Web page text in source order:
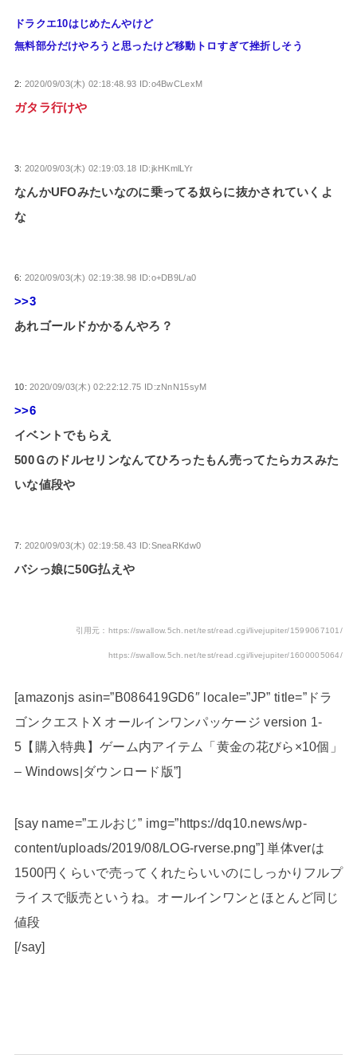
ドラクエ10はじめたんやけど
無料部分だけやろうと思ったけど移動トロすぎて挫折しそう
2: 2020/09/03(木) 02:18:48.93 ID:o4BwCLexM
ガタラ行けや
3: 2020/09/03(木) 02:19:03.18 ID:jkHKmlLYr
なんかUFOみたいなのに乗ってる奴らに抜かされていくよ
な
6: 2020/09/03(木) 02:19:38.98 ID:o+DB9L/a0
>>3
あれゴールドかかるんやろ？
10:2020/09/03(木) 02:22:12.75 ID:zNnN15syM
>>6
イベントでもらえ
500Ｇのドルセリンなんてひろったもん売ってたらカスみた
いな値段や
7: 2020/09/03(木) 02:19:58.43 ID:SneaRKdw0
バシっ娘に50G払えや
引用元：https://swallow.5ch.net/test/read.cgi/livejupiter/1599067101/
https://swallow.5ch.net/test/read.cgi/livejupiter/1600005064/
[amazonjs asin=”B086419GD6″ locale=”JP” title=”ドラ
ゴンクエストX オールインワンパッケージ version 1-
5【購入特典】ゲーム内アイテム「黄金の花びら×10個」
– Windows|ダウンロード版”]
[say name=”エルおじ” img=”https://dq10.news/wp-
content/uploads/2019/08/LOG-rverse.png”] 単体verは
1500円くらいで売ってくれたらいいのにしっかりフルプ
ライスで販売というね。オールインワンとほとんど同じ
値段
[/say]